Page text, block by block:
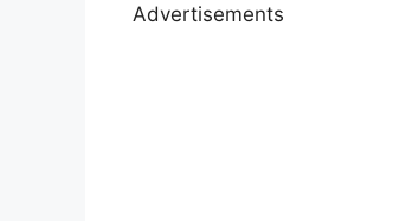
Advertisements